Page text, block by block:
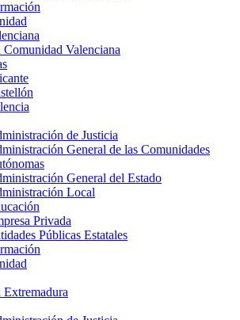
Comunidad Valenciana
de Justicia
General de las Comunidades
General del Estado
Local
Privada
Públicas Estatales
Extremadura